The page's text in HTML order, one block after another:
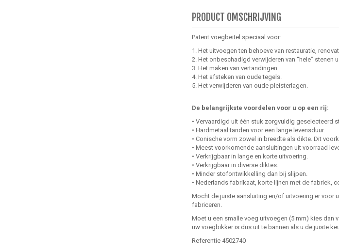
PRODUCT OMSCHRIJVING
Patent voegbeitel speciaal voor:
1. Het uitvoegen ten behoeve van restauratie,
2. Het onbeschadigd verwijderen van “hele”
3. Het maken van vertandingen.
4. Het afsteken van oude tegels.
5. Het verwijderen van oude pleisterlagen.
De belangrijkste voordelen voor u op een rij:
• Vervaardigd uit één stuk zorgvuldig geselecteerd
• Hardmetaal tanden voor een lange levensduur.
• Conische vorm zowel in breedte als dikte. Dit
• Meest voorkomende aansluitingen uit voorraad
• Verkrijgbaar in lange en korte uitvoering.
• Verkrijgbaar in diverse diktes.
• Minder stofontwikkelling dan bij slijpen.
• Nederlands fabrikaat, korte lijnen met de fabriek,
Mocht de juiste aansluiting en/of uitvoering er voor
fabriceren.
Moet u een smalle voeg uitvoegen (5 mm) kies dan
uw voegbikker is dus uit te bannen als u de juiste
Referentie 4502740